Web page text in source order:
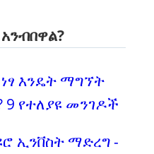
አንብበዋል?
ነፃ እንዴት ማግኘት
የተለያዩ መንገዶች
ኢንቨስት ማድረግ -